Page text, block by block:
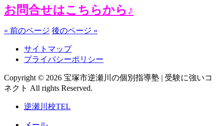
お問合せはこちらから♪
« 前のページ 後のページ »
サイトマップ
プライバシーポリシー
Copyright © 2026 宝塚市逆瀬川の個別指導塾 | 受験に強いコ
ネクト All rights Reserved.
逆瀬川校TEL